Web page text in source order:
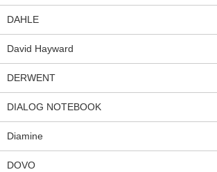
DAHLE
David Hayward
DERWENT
DIALOG NOTEBOOK
Diamine
DOVO